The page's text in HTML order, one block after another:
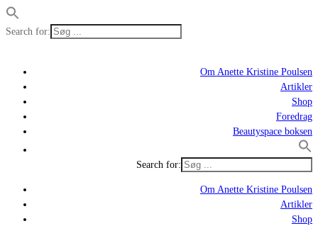
Search for:
Om Anette Kristine Poulsen
Artikler
Shop
Foredrag
Beautyspace boksen
Search for:
Om Anette Kristine Poulsen
Artikler
Shop